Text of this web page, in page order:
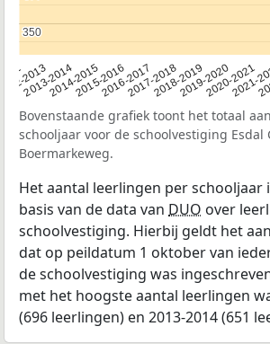
2013
2013-20142014-20152015-20162016-20172017-20182018-20192019-20202020-2021
2021-
350
350
Bovenstaande grafiek toont het totaal
schooljaar voor de schoolvestiging Esdal
Boermarkeweg.
Het aantal leerlingen per schooljaar
basis van de data van DUO over
schoolvestiging. Hierbij geldt het
dat op peildatum 1 oktober van
de schoolvestiging was
met het hoogste aantal leerlingen
(696 leerlingen) en 2013-2014 (651